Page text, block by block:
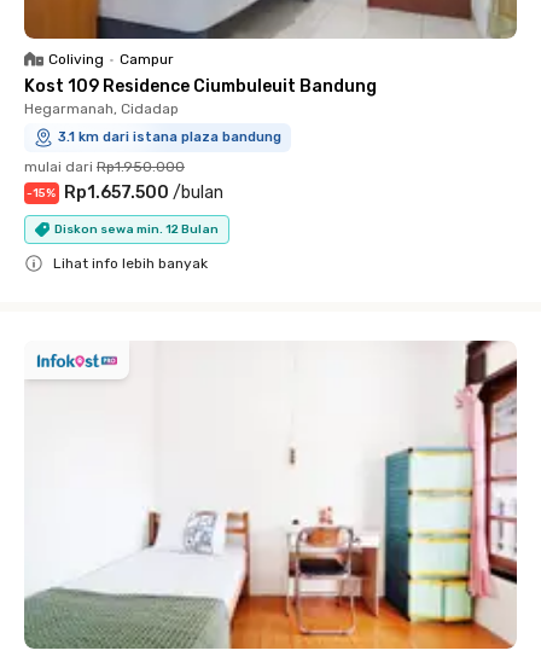
Coliving • Campur
Kost 109 Residence Ciumbuleuit Bandung
Hegarmanah, Cidadap
3.1 km dari istana plaza bandung
mulai dari Rp1.950.000
-15% Rp1.657.500 /bulan
Diskon sewa min. 12 Bulan
Lihat info lebih banyak